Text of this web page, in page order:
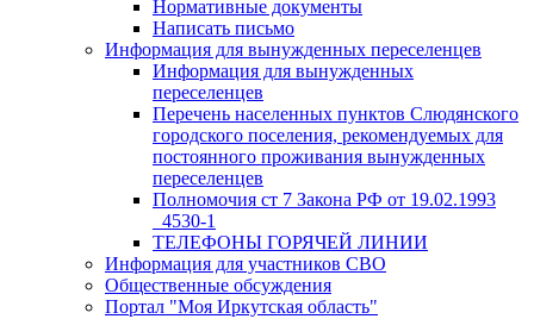
Нормативные документы
Написать письмо
Информация для вынужденных переселенцев
Информация для вынужденных
переселенцев
Перечень населенных пунктов Слюдянского
городского поселения, рекомендуемых для
постоянного проживания вынужденных
переселенцев
Полномочия ст 7 Закона РФ от 19.02.1993
_4530-1
ТЕЛЕФОНЫ ГОРЯЧЕЙ ЛИНИИ
Информация для участников СВО
Общественные обсуждения
Портал "Моя Иркутская область"